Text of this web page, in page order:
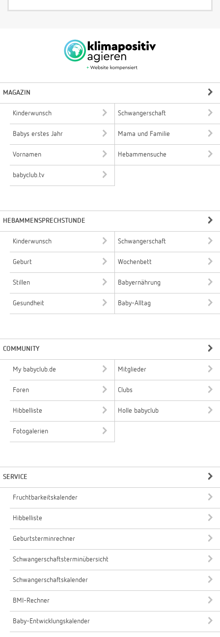
MAGAZIN
Kinderwunsch Schwangerschaft
Babys erstes Jahr Mama und Familie
Vornamen Hebammensuche
babyclub.tv
HEBAMMENSPRECHSTUNDE
Kinderwunsch Schwangerschaft
Geburt Wochenbett
Stillen Babyernährung
Gesundheit Baby-Alltag
COMMUNITY
My babyclub.de Mitglieder
Foren Clubs
Hibbelliste Holle babyclub
Fotogalerien
SERVICE
Fruchtbarkeitskalender
Hibbelliste
Geburtsterminrechner
Schwangerschaftsterminübersicht
Schwangerschaftskalender
BMI-Rechner
Baby-Entwicklungskalender